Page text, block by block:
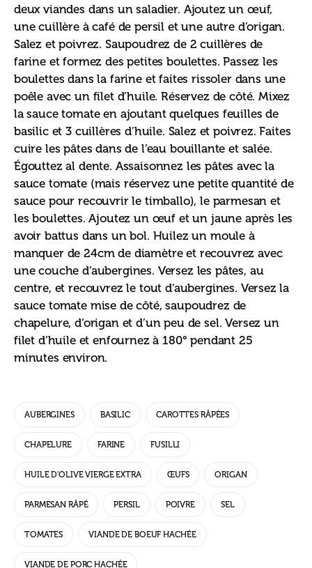
deux viandes dans un saladier. Ajoutez un œuf,
une cuillère à café de persil et une autre d’origan.
Salez et poivrez. Saupoudrez de 2 cuillères de
farine et formez des petites boulettes. Passez les
boulettes dans la farine et faites rissoler dans une
poêle avec un filet d’huile. Réservez de côté. Mixez
la sauce tomate en ajoutant quelques feuilles de
basilic et 3 cuillères d’huile. Salez et poivrez. Faites
cuire les pâtes dans de l’eau bouillante et salée.
Égouttez al dente. Assaisonnez les pâtes avec la
sauce tomate (mais réservez une petite quantité de
sauce pour recouvrir le timballo), le parmesan et
les boulettes. Ajoutez un œuf et un jaune après les
avoir battus dans un bol. Huilez un moule à
manquer de 24cm de diamètre et recouvrez avec
une couche d’aubergines. Versez les pâtes, au
centre, et recouvrez le tout d’aubergines. Versez la
sauce tomate mise de côté, saupoudrez de
chapelure, d’origan et d’un peu de sel. Versez un
filet d’huile et enfournez à 180° pendant 25
minutes environ.
AUBERGINES BASILIC CAROTTES RÂPÉES
CHAPELURE FARINE FUSILLI
HUILE D'OLIVE VIERGE EXTRA ŒUFS ORIGAN
PARMESAN RÂPÉ PERSIL POIVRE SEL
TOMATES VIANDE DE BOEUF HACHÉE
VIANDE DE PORC HACHÉE